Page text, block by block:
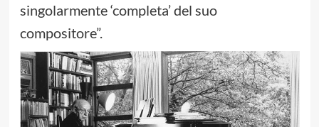
singolarmente ‘completa’ del suo
compositore”.